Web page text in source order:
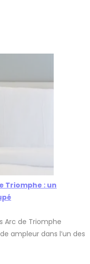
Triomphe : un
Arc de Triomphe
ampleur dans l’un des